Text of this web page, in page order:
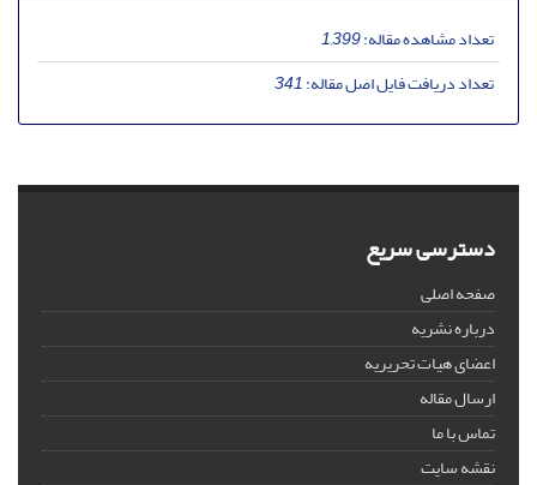
تعداد مشاهده مقاله:1,399
تعداد دریافت فایل اصل مقاله:341
دسترسی سریع
صفحه اصلی
درباره نشریه
اعضای هیات تحریریه
ارسال مقاله
تماس با ما
نقشه سایت